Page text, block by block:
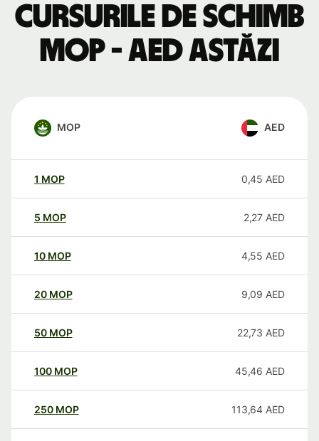
Cursurile de schimb
MOP - AED astăzi
MOP AED
1 MOP 0,45 AED
5 MOP 2,27 AED
10 MOP 4,55 AED
20 MOP 9,09 AED
50 MOP 22,73 AED
100 MOP 45,46 AED
250 MOP 113,64 AED